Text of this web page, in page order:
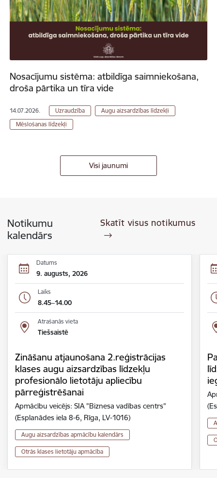
Nosacījumu sistēma: atbildīga saimniekošana,
droša pārtika un tīra vide
14.07.2026. Uzraudzība
Augu aizsardzības līdzekļi
Mēslošanas līdzekļi
Visi jaunumi
Notikumu
kalendārs
Skatīt visus notikumus
Datums
9. augusts, 2026
Laiks
8.45–14.00
Atrašanās vieta
Tiešsaistē
Zināšanu atjaunošana 2.reģistrācijas
klases augu aizsardzības līdzekļu
profesionālo lietotāju apliecību
pārreģistrēšanai
Apmācību veicējs: SIA "Biznesa vadības centrs"
(Esplanādes iela 8-6, Rīga, LV-1016)
Augu aizsardzības apmācību kalendārs
Otrās klases lietotāju apmācība